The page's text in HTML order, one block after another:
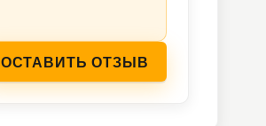
ОСТАВИТЬ ОТЗЫВ